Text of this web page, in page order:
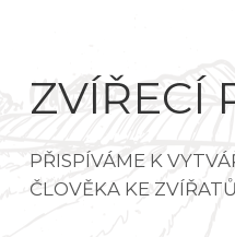
ZVÍŘECÍ